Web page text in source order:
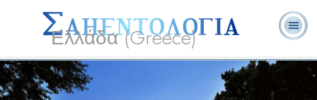
Ελλάδα (Greece)
Λ. Ρον
Χάμπαρντ
Τι είναι η
Σαηεντολογία;
Συχνές Ερωτήσεις
και Απαντήσεις
Βιβλία